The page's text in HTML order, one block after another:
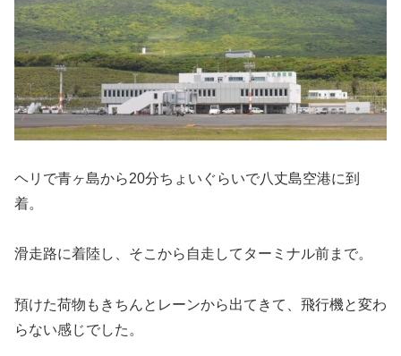
ヘリで青ヶ島から20分ちょいぐらいで八丈島空港に到
着。
滑走路に着陸し、そこから自走してターミナル前まで。
預けた荷物もきちんとレーンから出てきて、飛行機と変わ
らない感じでした。